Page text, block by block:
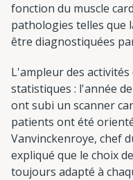
fonction du muscle
pathologies telles que
être diagnostiquées
L'ampleur des
statistiques : l'année
ont subi un scanner
patients ont été
Vanvinckenroye, chef
expliqué que le choix
toujours adapté à